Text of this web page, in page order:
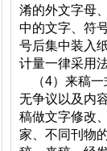
淆的外文字母
中的文字、符
号后集中装入
计量一律采用
（4）来稿一
无争议以及内
稿做文字修改
家、不同刊物